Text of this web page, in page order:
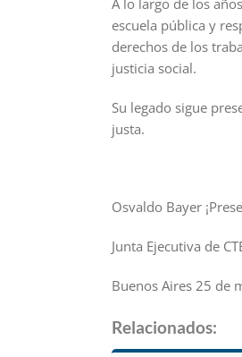
A lo largo de los
escuela pública y
derechos de los
justicia social.
Su legado sigue
justa.
Osvaldo Bayer
Junta Ejecutiva de
Buenos Aires 25 de
Relacionados: